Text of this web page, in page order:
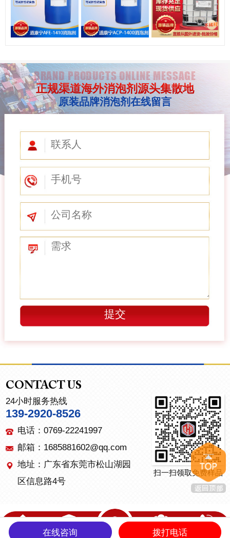
BRAND PRODUCTS ONLINE MESSAGE
正规渠道海外消泡剂源头集散地
原装品牌消泡剂在线留言
CONTACT US
24小时服务热线
139-2920-8526
电话：0769-22241997
邮箱：1685881602@qq.com
地址：广东省东莞市松山湖园
区信息路4号
扫一扫领取免费样品
在线咨询 拨打电话